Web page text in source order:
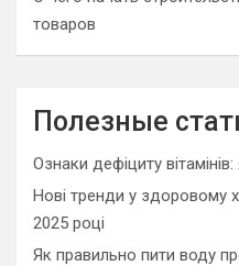
товаров
Полезные
Ознаки дефіциту
Нові тренди у здоровому
2025 році
Як правильно пити воду